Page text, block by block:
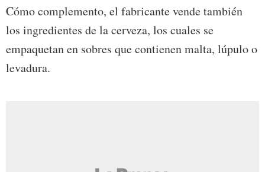
Cómo complemento, el fabricante vende también
los ingredientes de la cerveza, los cuales se
empaquetan en sobres que contienen malta, lúpulo o
levadura.